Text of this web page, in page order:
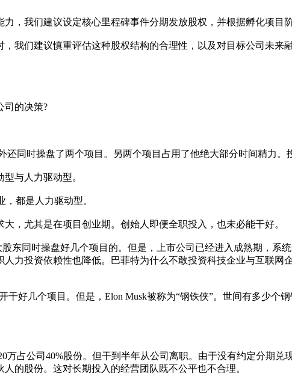
，我们建议设定核心里程碑事件分期发放股权，并根据孵化项目
我们建议慎重评估这种股权结构的合理性，以及对目标公司未
司的决策?
同时操盘了两个项目。另两个项目占用了他绝大部分时间精力。
与人力驱动型。
都是人力驱动型。
，尤其是在项目创业期。创始人即便全职投入，也未必能干好。
东同时操盘好几个项目的。但是，上市公司已经进入成熟期，系
力投资依赖性也降低。巴菲特为什么不敢投资科技企业与互联网
干好几个项目。但是，Elon Musk被称为“钢铁侠”。世间有多少个钢
占公司40%股份。但干到半年从公司离职。由于没有约定分期
的股份。这对长期投入的经营团队既不公平也不合理。